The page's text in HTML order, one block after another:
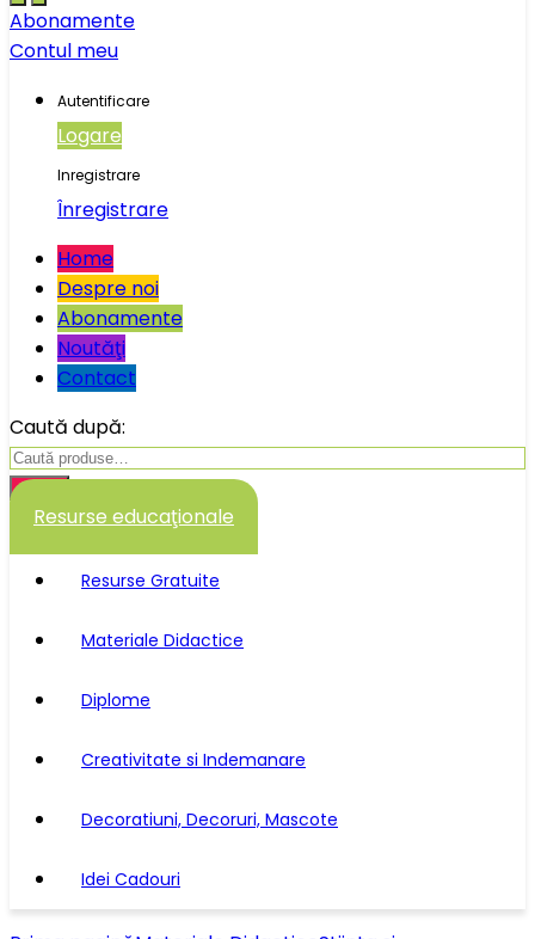
Abonamente
Contul meu
Autentificare
Logare
Inregistrare
Înregistrare
Home
Despre noi
Abonamente
Noutăţi
Contact
Caută după:
Caută
Resurse educaţionale
Resurse Gratuite
Materiale Didactice
Diplome
Creativitate si Indemanare
Decoratiuni, Decoruri, Mascote
Idei Cadouri